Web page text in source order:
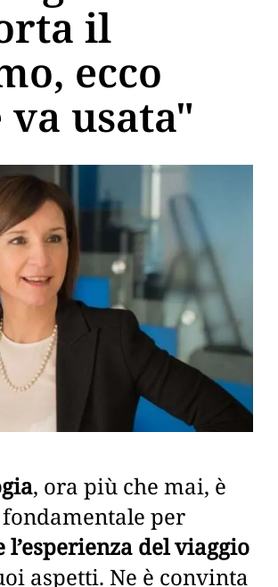
il
ecco
va usata"
, ora più che mai, è
per
del viaggio
aspetti. Ne è convinta